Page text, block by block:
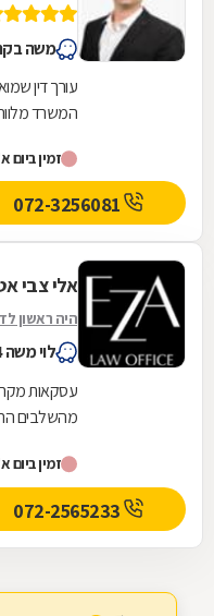
משה בקר 3, ראשון
עורך דין
המשרד
זמין ביום א'
אלי צבי
היה ראשון
לוי משה 14, ראשון לציון
עסקאות
מהשלבים
לרבות...
זמין ביום א'